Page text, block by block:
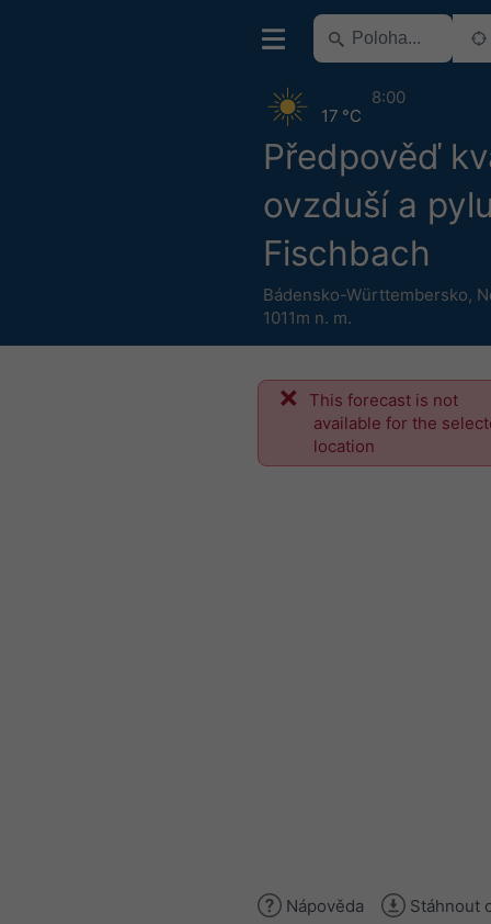
Předpověď
ovzduší a
Fischbach
Bádensko-Württembersko,
1011m n. m.
17 °C
8:00
This forecast is not
available for the
location
Nápověda Stáhnout